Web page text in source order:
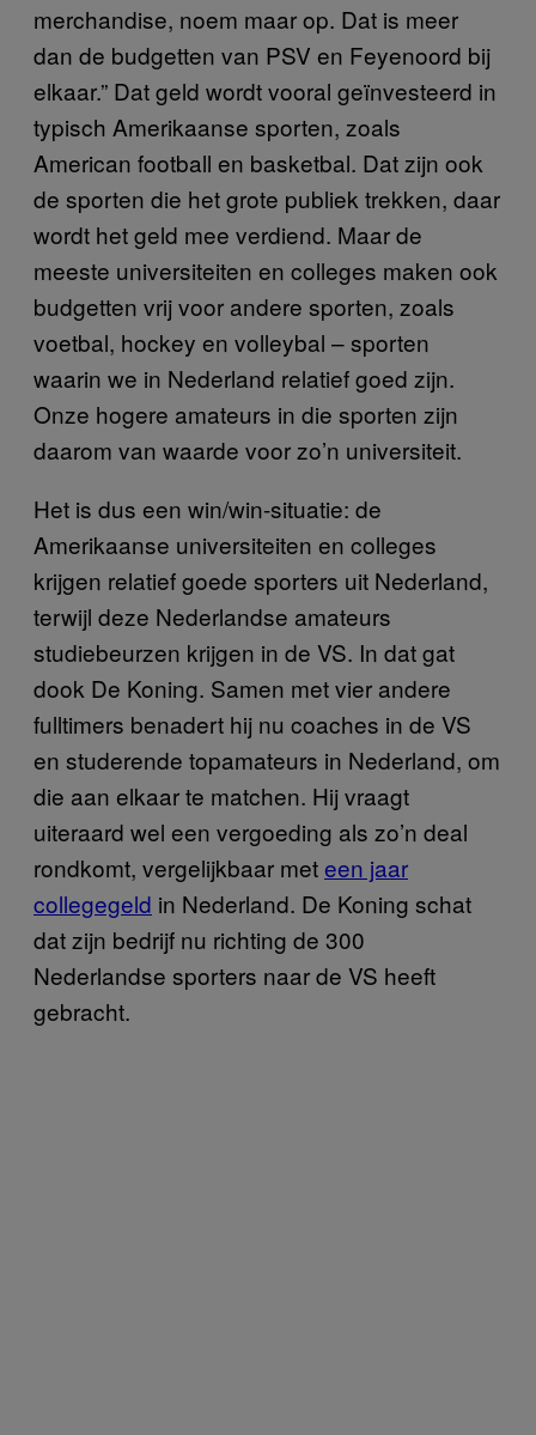
merchandise, noem maar op. Dat is meer
dan de budgetten van PSV en Feyenoord bij
elkaar.” Dat geld wordt vooral geïnvesteerd in
typisch Amerikaanse sporten, zoals
American football en basketbal. Dat zijn ook
de sporten die het grote publiek trekken, daar
wordt het geld mee verdiend. Maar de
meeste universiteiten en colleges maken ook
budgetten vrij voor andere sporten, zoals
voetbal, hockey en volleybal – sporten
waarin we in Nederland relatief goed zijn.
Onze hogere amateurs in die sporten zijn
daarom van waarde voor zo’n universiteit.
Het is dus een win/win-situatie: de
Amerikaanse universiteiten en colleges
krijgen relatief goede sporters uit Nederland,
terwijl deze Nederlandse amateurs
studiebeurzen krijgen in de VS. In dat gat
dook De Koning. Samen met vier andere
fulltimers benadert hij nu coaches in de VS
en studerende topamateurs in Nederland, om
die aan elkaar te matchen. Hij vraagt
uiteraard wel een vergoeding als zo’n deal
rondkomt, vergelijkbaar meteen jaar
collegegeld in Nederland. De Koning schat
dat zijn bedrijf nu richting de 300
Nederlandse sporters naar de VS heeft
gebracht.